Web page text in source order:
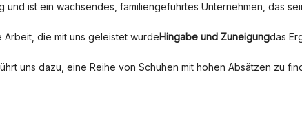
ist ein wachsendes, familiengeführtes Unternehmen, das
die mit uns geleistet wurdeHingabe und Zuneigungdas
uns dazu, eine Reihe von Schuhen mit hohen Absätzen zu